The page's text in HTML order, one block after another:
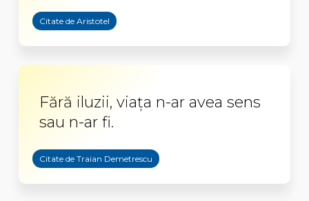
Citate de Aristotel
Fără iluzii, viaţa n-ar avea sens
sau n-ar fi.
Citate de Traian Demetrescu